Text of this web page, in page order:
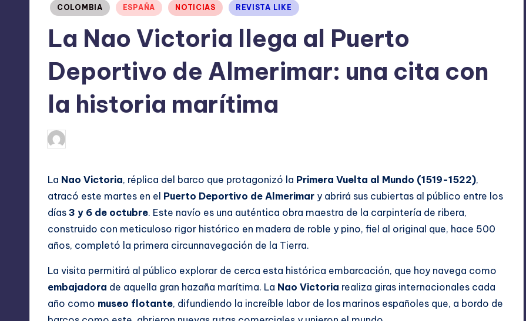
Publicado
COLOMBIA ESPAÑA NOTICIAS REVISTA LIKE
La Nao Victoria llega al Puerto
Deportivo de Almerimar: una cita con
la historia marítima
Publicado
por
La Nao Victoria, réplica del barco que protagonizó la Primera Vuelta al Mundo (1519-1522),
atracó este martes en el Puerto Deportivo de Almerimar y abrirá sus cubiertas al público entre los
días 3 y 6 de octubre. Este navío es una auténtica obra maestra de la carpintería de ribera,
construido con meticuloso rigor histórico en madera de roble y pino, fiel al original que, hace 500
años, completó la primera circunnavegación de la Tierra.
La visita permitirá al público explorar de cerca esta histórica embarcación, que hoy navega como
embajadora de aquella gran hazaña marítima. La Nao Victoria realiza giras internacionales cada
año como museo flotante, difundiendo la increíble labor de los marinos españoles que, a bordo de